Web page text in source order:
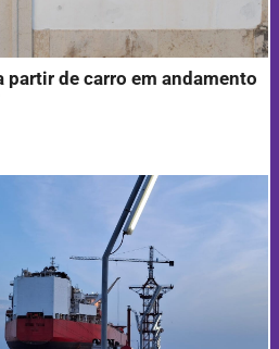
de carro em andamento